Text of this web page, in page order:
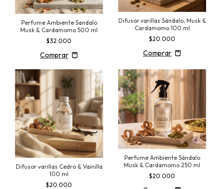
Perfume Ambiente Sandalo
Musk & Cardamomo 500 ml
$32.000
Difusor varillas Sándalo, Musk &
Cardamomo 100 ml
$20.000
Difusor varillas Cedro & Vainilla
100 ml
$20.000
Perfume Ambiente Sándalo
Musk & Cardamomo 250 ml
$20.000